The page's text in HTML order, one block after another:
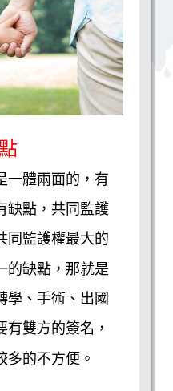
一體兩面的，有
缺點，共同監護
同監護權最大的
的缺點，那就是
學、手術、出國
有雙方的簽名，
多的不方便。